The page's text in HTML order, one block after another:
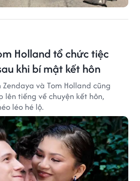
Holland tổ chức tiệc
khi bí mật kết hôn
và Tom Holland cũng
tiếng về chuyện kết hôn,
léo hé lộ.